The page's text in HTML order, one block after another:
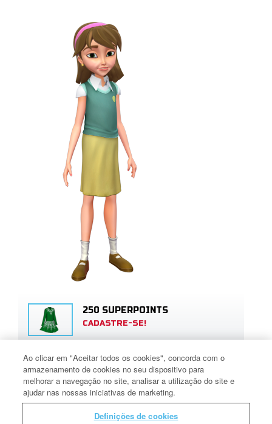
250 SUPERPOINTS
CADASTRE-SE!
120 SUPERPOINTS
CADASTRE-SE!
GRÁTIS
Ao clicar em "Aceitar todos os cookies", concorda com o
armazenamento de cookies no seu dispositivo para
melhorar a navegação no site, analisar a utilização do site e
ajudar nas nossas iniciativas de marketing.
Definições de cookies